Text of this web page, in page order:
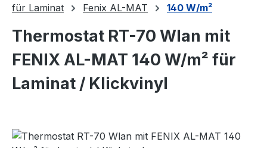
für Laminat
Fenix AL-MAT 140 W/m²
Thermostat RT-70 Wlan mit
FENIX AL-MAT 140 W/m² für
Laminat / Klickvinyl
Bildergalerie überspringen